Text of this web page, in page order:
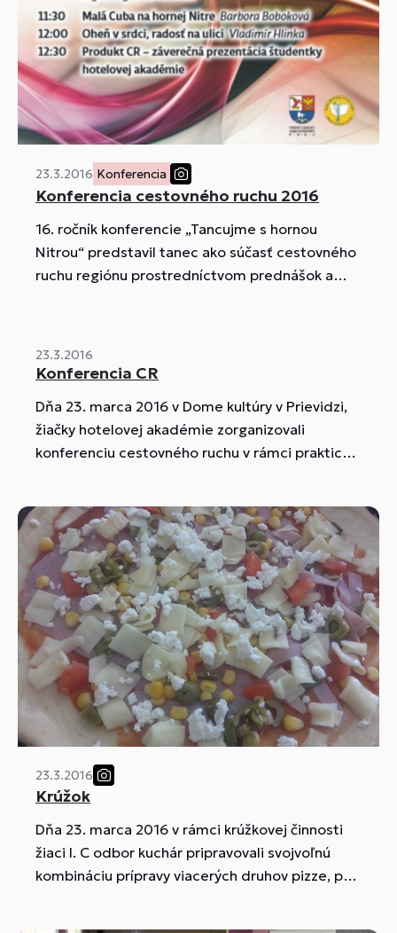
23.3.2016 Konferencia
Konferencia cestovného ruchu 2016
16. ročník konferencie „Tancujme s hornou
Nitrou“ predstavil tanec ako súčasť cestovného
ruchu regiónu prostredníctvom prednášok a
23.3.2016
Konferencia CR
Dňa 23. marca 2016 v Dome kultúry v Prievidzi,
žiačky hotelovej akadémie zorganizovali
konferenciu cestovného ruchu v rámci praktickej
hornou Nitrou."
23.3.2016
Krúžok
Dňa 23. marca 2016 v rámci krúžkovej činnosti
žiaci I. C odbor kuchár pripravovali svojvoľnú
kombináciu prípravy viacerých druhov pizze, pod